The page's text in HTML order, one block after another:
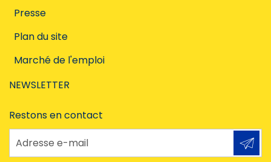
Presse
Plan du site
Marché de l'emploi
NEWSLETTER
Restons en contact
Adresse e-mail